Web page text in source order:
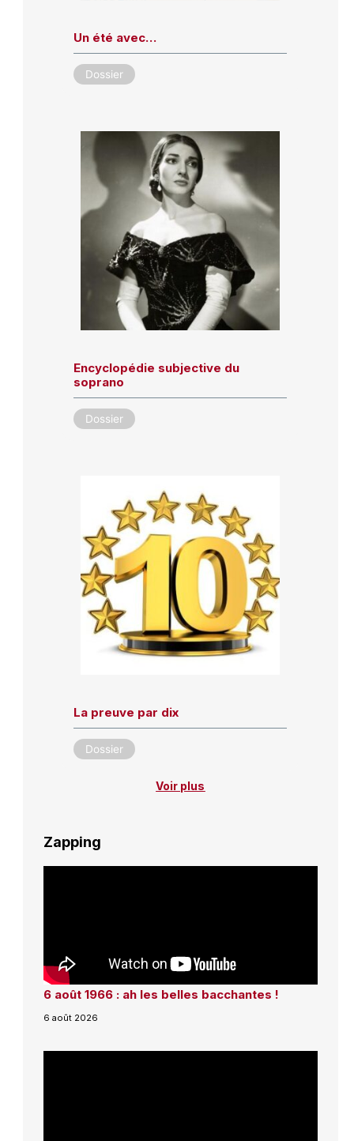
Un été avec…
Dossier
Encyclopédie subjective du
soprano
Dossier
La preuve par dix
Dossier
Voir plus
Zapping
6 août 1966 : ah les belles bacchantes !
6 août 2026